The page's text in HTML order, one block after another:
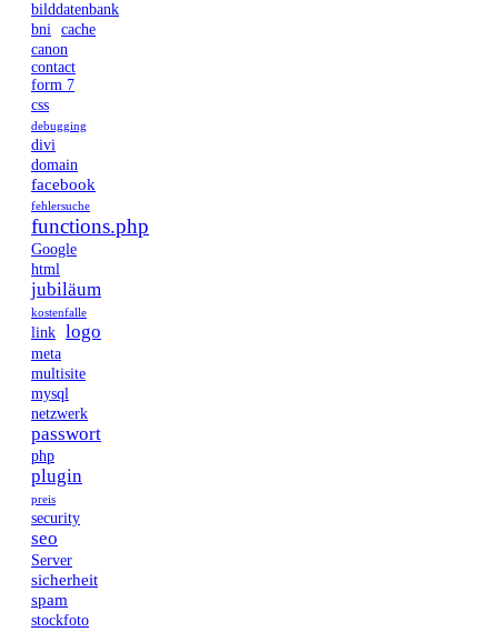
bilddatenbank
bni cache
canon
contact
form 7
css
debugging
divi
domain
facebook
fehlersuche
functions.php
Google
html
jubiläum
kostenfalle
link logo
meta
multisite
mysql
netzwerk
passwort
php
plugin
preis
security
seo
Server
sicherheit
spam
stockfoto